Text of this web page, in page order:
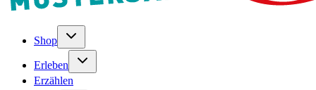
Shop
Erleben
Erzählen